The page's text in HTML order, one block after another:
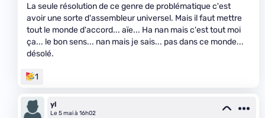
La seule résolution de ce genre de problématique c'est
avoir une sorte d'assembleur universel. Mais il faut mettre
tout le monde d'accord... aïe... Ha nan mais c'est tout moi
ça... le bon sens... nan mais je sais... pas dans ce monde...
désolé.
1
yl
Le 5 mai à 16h02